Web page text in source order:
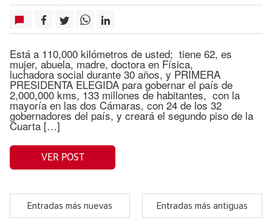
Está a 110,000 kilómetros de usted; tiene 62, es
mujer, abuela, madre, doctora en Física,
luchadora social durante 30 años, y PRIMERA
PRESIDENTA ELEGIDA para gobernar el país de
2,000,000 kms, 133 millones de habitantes, con la
mayoría en las dos Cámaras, con 24 de los 32
gobernadores del país, y creará el segundo piso de la
Cuarta […]
VER POST
Entradas más nuevas Entradas más antiguas